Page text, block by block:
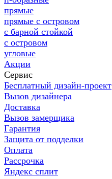
прямые
прямые с островом
с барной стойкой
с островом
угловые
Акции
Сервис
Бесплатный дизайн-проект
Вызов дизайнера
Доставка
Вызов замерщика
Гарантия
Защита от подделки
Оплата
Рассрочка
Яндекс сплит